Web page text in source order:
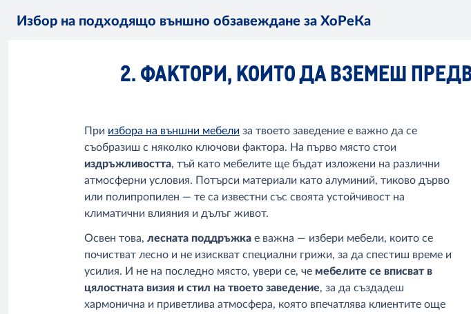
Избор на подходящо външно обзавеждане за ХоРеКа
2. ФАКТОРИ, КОИТО ДА ВЗЕМЕШ
При избора на външни мебели за твоето заведение е важно да се
съобразиш с няколко ключови фактора. На първо място стои
издръжливостта, тъй като мебелите ще бъдат изложени на различни
атмосферни условия. Потърси материали като алуминий, тиково дърво
или полипропилен — те са известни със своята устойчивост на
климатични влияния и дълъг живот.
Освен това, лесната поддръжка е важна — избери мебели, които се
почистват лесно и не изискват специални грижи, за да спестиш време и
усилия. И не на последно място, увери се, че мебелите се вписват в
цялостната визия и стил на твоето заведение, за да създадеш
хармонична и приветлива атмосфера, която впечатлява клиентите още